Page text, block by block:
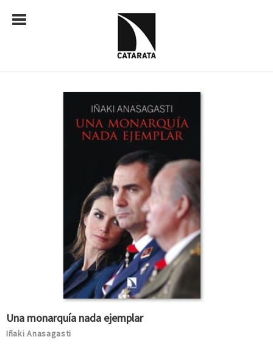
Una monarquía nada ejemplar
Iñaki Anasagasti